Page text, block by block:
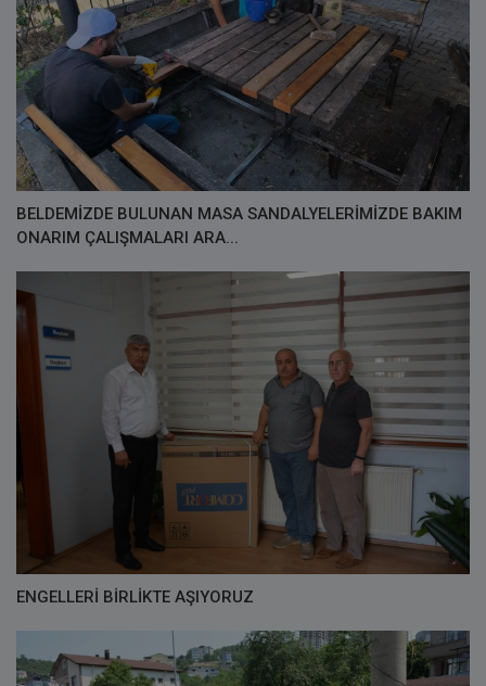
BELDEMİZDE BULUNAN MASA SANDALYELERİMİZDE BAKIM
ONARIM ÇALIŞMALARI ARA...
ENGELLERİ BİRLİKTE AŞIYORUZ